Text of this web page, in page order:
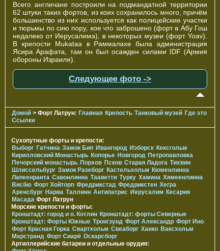
Всего англичане построили на подмандатной территории
62 штуки таких фортов, из коих сохранилось много, причём
большинство из них используется как полицейские участки
и тюрьмы по сию пору, кое что заброшено (форт в Абу Гош
недалеко от Иерусалима), в некоторых музеи (форт Yoav).
В крепости Mukataa в Раммалахе была администрация
Ясира Арафата, там он был осажден силами IDF (Армия
обороны Израиля).
Следующее фото ->
Домой > Форт Латрун: Главная Крепость Танковый музей Где это
Ссылки
Сухопутные форты и крепости:
Выборг Гатчина Замок Бип Ивангород Изборск Кексгольм
Кирилловский Монастырь Копорье Новгород Петропавловка
Печорcкий монастырь Порхов Псков Старая Ладога Тихвин
Шлиссельбург Замок Разеборг Кастельхольм Кюменлинна
Лапеенранта Савонлинна Тааветти Турку Хамина Хямеенлинна
Висбю Форт Хойторп Фредрикстад Фредрикстен Хегра
Аренсбург Нарва Таллинн Антипатрис Иерусалим Кесария
Масада Форт Латрун
Морские крепости и форты:
Кронштадт: город и о. Котлин Кронштадт: форты Северные
Кронштадт: Форты Южные Тронгзунд Форт Александр Форт Ино
Форт Красная Горка Свартхольм Свеаборг Ханко Ваксхольм
Марстранд Форт Сиарё Оскарсборг
Артиллерийские батареи и отдельные орудия: